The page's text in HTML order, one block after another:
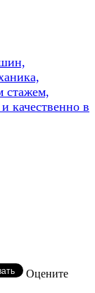
стажем,
качественно в
Оцените